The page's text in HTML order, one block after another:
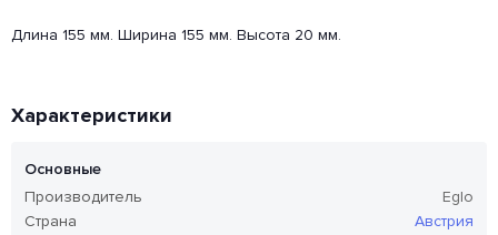
Длина 155 мм. Ширина 155 мм. Высота 20 мм.
Характеристики
Основные
Производитель
Eglo
Страна
Австрия